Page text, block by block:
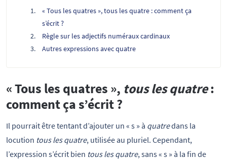
« Tous les quatres », tous les quatre : comment ça
s’écrit ?
Règle sur les adjectifs numéraux cardinaux
Autres expressions avec quatre
« Tous les quatres », tous les quatre:
comment ça s’écrit ?
Il pourrait être tentant d’ajouter un « s » à quatredans la
locution tous les quatre, utilisée au pluriel. Cependant,
l’expression s’écrit bien tous les quatre, sans « s » à la fin de